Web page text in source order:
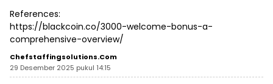
References:
https://blackcoin.co/3000-welcome-bonus-a-
comprehensive-overview/
Chefstaffingsolutions.com
29 Desember 2025 pukul 14:15